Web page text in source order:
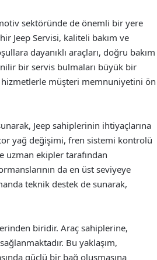
sektöründe de önemli bir yere
Jeep Servisi, kaliteli bakım ve
dayanıklı araçları, doğru bakım
bir servis bulmaları büyük bir
hizmetlerle müşteri memnuniyetini ön
Jeep sahiplerinin ihtiyaçlarına
yağ değişimi, fren sistemi kontrolü
uzman ekipler tarafından
da en üst seviyeye
teknik destek de sunarak,
biridir. Araç sahiplerine,
Bu yaklaşım,
güçlü bir bağ oluşmasına